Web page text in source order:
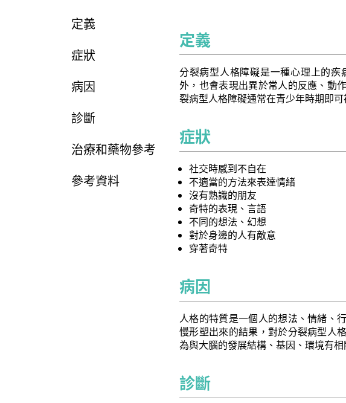
定義
症狀
病因
診斷
治療和藥物參考
參考資料
定義
分裂病型人格障礙是一種心理上的
外，也會表現出異於常人的反應、動
裂病型人格障礙通常在青少年時期即
症狀
社交時感到不自在
不適當的方法來表達情緒
沒有熟識的朋友
奇特的表現、言語
不同的想法、幻想
對於身邊的人有敵意
穿著奇特
病因
人格的特質是一個人的想法、情緒、
慢形塑出來的結果，對於分裂病型人
為與大腦的發展結構、基因、環境有相
診斷